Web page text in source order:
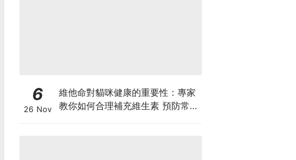
6
26 Nov
維他命對貓咪健康的重要性：專家
教你如何合理補充維生素 預防常見